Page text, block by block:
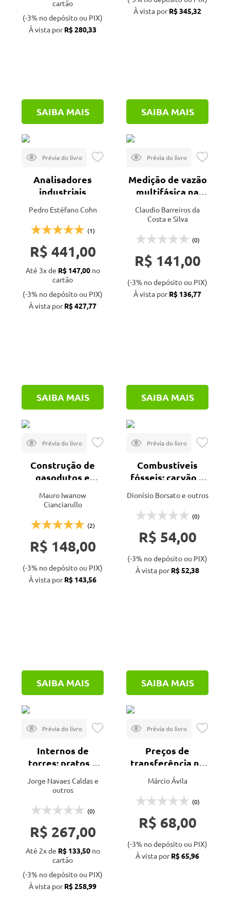
cartão
(-3% no depósito ou PIX)
À vista porR$ 280,33
SAIBA MAIS
À vista porR$ 345,32
SAIBA MAIS
Analisadores
industriais
Pedro Estéfano Cohn
(1)
R$ 441,00
Até 3x de R$ 147,00no
cartão
(-3% no depósito ou PIX)
À vista porR$ 427,77
SAIBA MAIS
Medição de vazão
multifásica na
produção de
petróleo e gás
Claudio Barreiros da
Costa e Silva
(0)
R$ 141,00
(-3% no depósito ou PIX)
À vista porR$ 136,77
SAIBA MAIS
Construção de
gasodutos e
Mauro Iwanow
Cianciarullo
(2)
R$ 148,00
(-3% no depósito ou PIX)
À vista porR$ 143,56
SAIBA MAIS
Combustíveis
fósseis: carvão e
Dionísio Borsato e outros
(0)
R$ 54,00
(-3% no depósito ou PIX)
À vista porR$ 52,38
SAIBA MAIS
Internos de
torres: pratos e
recheios - 2ª ed.
Jorge Navaes Caldas e
outros
(0)
R$ 267,00
Até 2x de R$ 133,50no
cartão
(-3% no depósito ou PIX)
À vista porR$ 258,99
Preços de
transferência na
indústria do
petróleo
(transfer price)
Márcio Ávila
(0)
R$ 68,00
(-3% no depósito ou PIX)
À vista porR$ 65,96